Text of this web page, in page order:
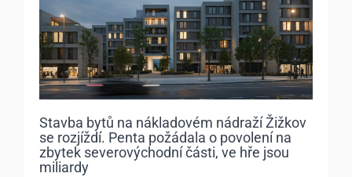
Stavba bytů na nákladovém nádraží Žižkov
se rozjíždí. Penta požádala o povolení na
zbytek severovýchodní části, ve hře jsou
miliardy